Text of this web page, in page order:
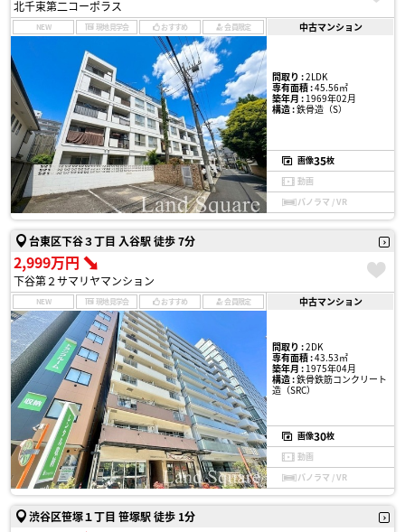
北千束第二コーポラス
NEW 現地見学会 おすすめ 会員限定 中古マンション
間取り :2LDK
専有面積 :45.56㎡
築年月 :1969年02月
構造 :鉄骨造（S）
画像35枚
動画
パノラマ / VR
台東区下谷３丁目 入谷駅 徒歩 7分
2,999万円
下谷第２サマリヤマンション
NEW 現地見学会 おすすめ 会員限定 中古マンション
間取り :2DK
専有面積 :43.53㎡
築年月 :1975年04月
構造 :鉄骨鉄筋コンクリート
造（SRC）
画像30枚
動画
パノラマ / VR
渋谷区笹塚１丁目 笹塚駅 徒歩 1分